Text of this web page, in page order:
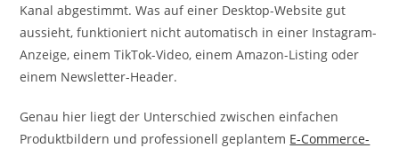
Kanal abgestimmt. Was auf einer Desktop-Website gut
aussieht, funktioniert nicht automatisch in einer Instagram-
Anzeige, einem TikTok-Video, einem Amazon-Listing oder
einem Newsletter-Header.
Genau hier liegt der Unterschied zwischen einfachen
Produktbildern und professionell geplantem E-Commerce-